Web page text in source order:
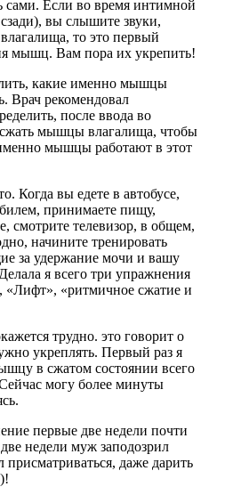
сами. Если во время интимной
вы слышите звуки,
то это первый
мышц. Вам пора их укрепить!
какие именно мышцы
Врач рекомендовал
после ввода во
мышцы влагалища, чтобы
мышцы работают в этот
Когда вы едете в автобусе,
принимаете пищу,
смотрите телевизор, в общем,
начините тренировать
за удержание мочи и вашу
я всего три упражнения
«ритмичное сжатие и
трудно. это говорит о
укреплять. Первый раз я
в сжатом состоянии всего
могу более минуты
первые две недели почти
недели муж заподозрил
присматриваться, даже дарить